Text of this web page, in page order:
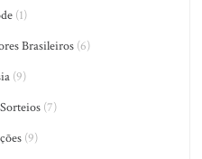
(1)
Brasileiros(6)
(9)
(7)
(9)